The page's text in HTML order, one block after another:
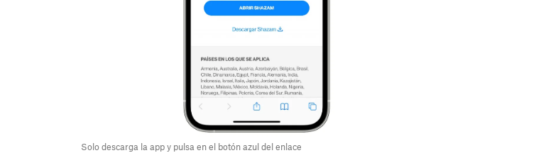
Solo descarga la app y pulsa en el botón azul del enlace